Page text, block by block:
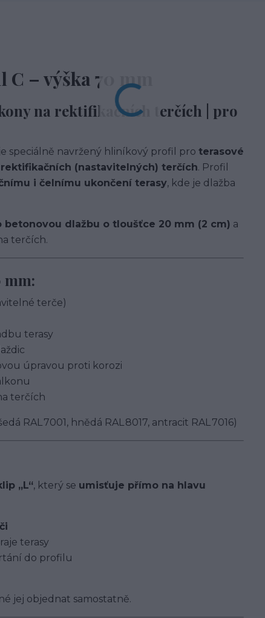
– výška 70 mm
na rektifikačních terčích | pro
je speciálně navržený hliníkový profil pro terasové
(nastavitelných) terčích. Profil
i čelnímu ukončení terasy, kde je dlažba
dlažbu o tloušťce 20 mm (2 cm) a
terčích.
mm:
terče)
terasy
úpravou proti korozi
terčích
RAL 7001, hnědá RAL 8017, antracit RAL 7016)
„L“, který se umisťuje přímo na hlavu
terasy
do profilu
jej objednat samostatně.